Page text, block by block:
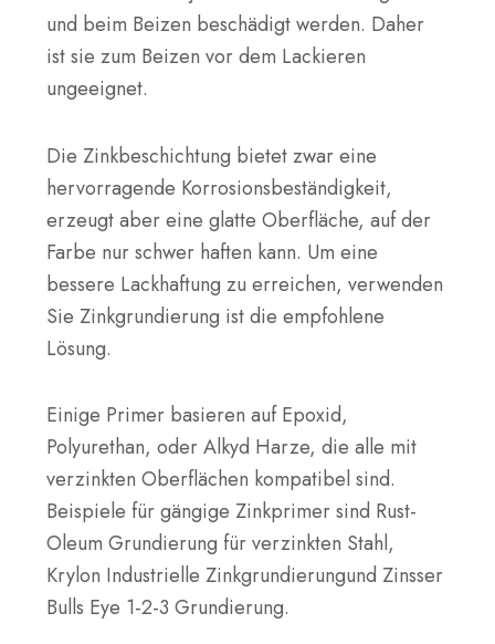
und beim Beizen beschädigt werden. Daher
ist sie zum Beizen vor dem Lackieren
ungeeignet.
Die Zinkbeschichtung bietet zwar eine
hervorragende Korrosionsbeständigkeit,
erzeugt aber eine glatte Oberfläche, auf der
Farbe nur schwer haften kann. Um eine
bessere Lackhaftung zu erreichen, verwenden
Sie Zinkgrundierung ist die empfohlene
Lösung.
Einige Primer basieren aufEpoxid,
Polyurethan, oderAlkyd Harze, die alle mit
verzinkten Oberflächen kompatibel sind.
Beispiele für gängige Zinkprimer sind Rust-
Oleum Grundierung für verzinkten Stahl,
Krylon Industrielle Zinkgrundierungund Zinsser
Bulls Eye 1-2-3 Grundierung.